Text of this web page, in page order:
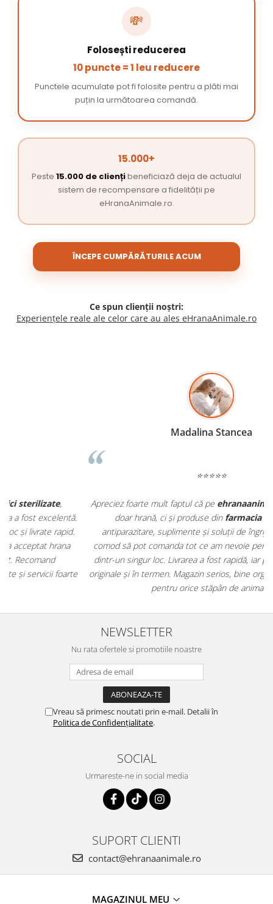
💸
Folosești reducerea
10 puncte = 1 leu reducere
Punctele acumulate pot fi folosite pentru a plăti mai
puțin la următoarea comandă.
15.000+
Peste 15.000 de cliențibeneficiază deja de actualul
sistem de recompensare a fidelității pe
eHranaAnimale.ro.
ÎNCEPE CUMPĂRĂTURILE ACUM
Ce spun clienții noștri:
Experiențele reale ale celor care au ales eHranaAnimale.ro
Madalina Stancea
Apreciez foarte mult faptul că peehranaanimale.ro găsesc nu
doar hrană, ci și produse dinfarmacia veterinară:
antiparazitare, suplimente și soluții de îngrijire. Este foarte
comod să pot comanda tot ce am nevoie pentru animalul meu
dintr-un singur loc. Livrarea a fost rapidă, iar produsele au fost
originale și în termen. Magazin serios, bine organizat și foarte util
pentru orice stăpân de animale.
NEWSLETTER
Nu rata ofertele si promotiile noastre
Vreau să primesc noutati prin e-mail. Detalii în
Politica de Confidențialitate.
SOCIAL
Urmareste-ne in social media
SUPORT CLIENTI
contact@ehranaanimale.ro
MAGAZINUL MEU